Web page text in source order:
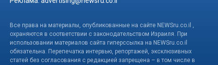
Все права на материалы, опубликованные на сайте NEWSru.co.il ,
охраняются в соответствии с законодательством Израиля. При
использовании материалов сайта гиперссылка на NEWSru.co.il
обязательна. Перепечатка интервью, репортажей, эксклюзивных
статей без согласования с редакцией запрещена – в том числе в